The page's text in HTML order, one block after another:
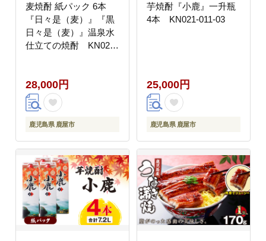
麦焼酎 紙パック 6本
『日々是（麦）』『黒
日々是（麦）』温泉水
仕立ての焼酎 KN021-
28,000円
鹿児島県 鹿屋市
芋焼酎『小鹿』一升瓶
4本 KN021-011-03
25,000円
鹿児島県 鹿屋市